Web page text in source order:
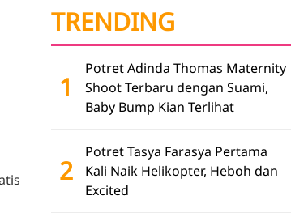
TRENDING
1
Potret Adinda Thomas Maternity
Shoot Terbaru dengan Suami,
Baby Bump Kian Terlihat
2
Potret Tasya Farasya Pertama
Kali Naik Helikopter, Heboh dan
Excited